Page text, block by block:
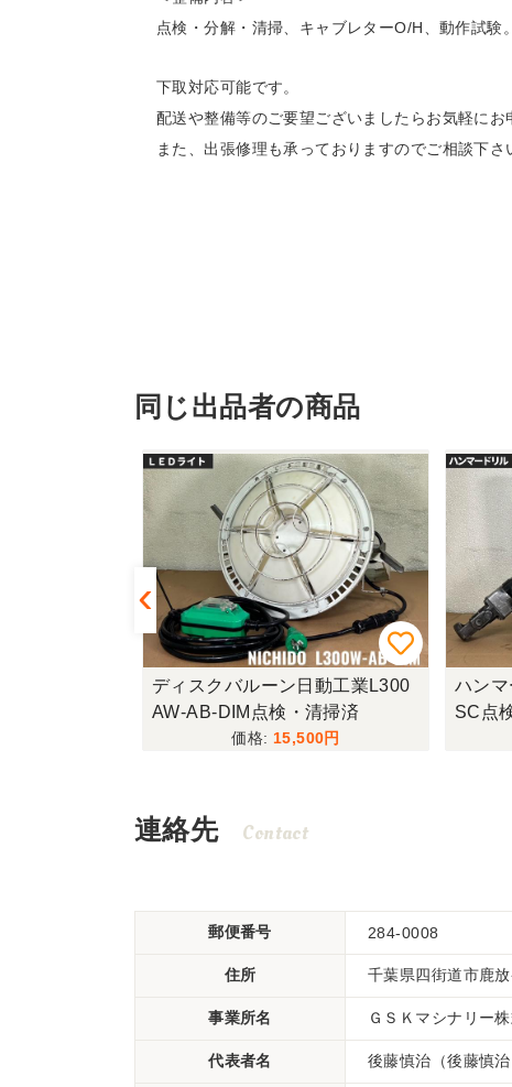
点検・分解・清掃、キャブレターO/H、動作試験。
下取対応可能です。
配送や整備等のご要望ございましたらお気軽にお
また、出張修理も承っておりますのでご相談下さ
同じ出品者の商品
ディスクバルーン日動工業L300
AW-AB-DIM点検・清掃済
15,500
ハン
SC点
連絡先 Contact
郵便番号 284-0008
住所 千葉県四街道市鹿
事業所名 ＧＳＫマシナリー
代表者名 後藤慎治（後藤慎治